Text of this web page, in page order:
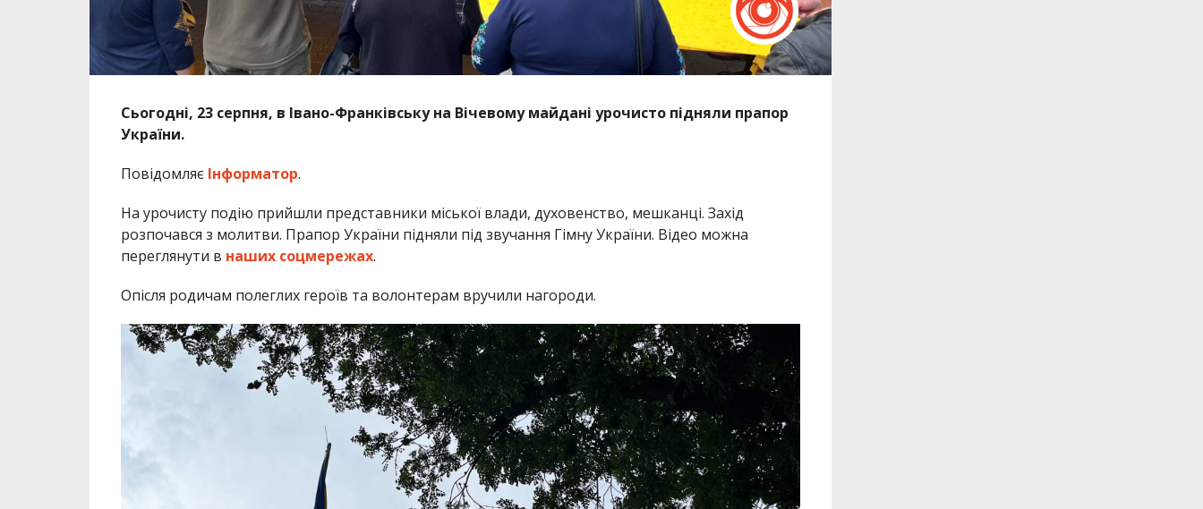
Сьогодні, 23 серпня, в Івано-Франківську на Вічевому майдані урочисто підняли прапор
України.
Повідомляє Інформатор.
На урочисту подію прийшли представники міської влади, духовенство, мешканці. Захід
розпочався з молитви. Прапор України підняли під звучання Гімну України. Відео можна
переглянути в наших соцмережах.
Опісля родичам полеглих героїв та волонтерам вручили нагороди.